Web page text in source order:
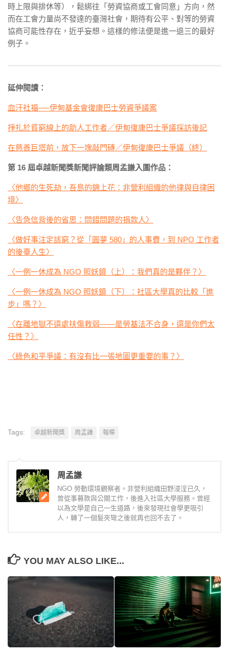
時上限與排休等），鬆綁往「勞資協商或工會同意」方向，然
而在工會力量尚不發達的臺灣社會，期待有公平、對等的勞資
協商可能性存在，近乎妄想。這樣的修法便是進一退三的最好
例子。
延伸閱讀：
血汗社福──伊甸基金會復康巴士勞資爭議案
掙扎於貧窮線上的助人工作者／伊甸復康巴士爭議採訪後記
在慈善巨塔前，放下一塊敲門磚／伊甸復康巴士爭議（終）
第 16 屆卓越新聞獎新聞評論類周孟謙入圍作品：
〈他鄉的生死劫，吾島的錦上花：非營利組織的他律與自律困
境〉
〈告急信背後的省思：問錯問題的捐款人〉
〈做好事注定該窮？從「圓夢 580」的人事費，到 NPO 工作者
的後臺人生〉
〈一例一休成為 NGO 照妖鏡（上）：我們真的是夥伴？〉
〈一例一休成為 NGO 照妖鏡（下）：社區大學真的比較「進
步」嗎？〉
〈在離地獄不遠處扶傷救弱——是勞基法不合身，還是你們太
任性？〉
〈綠色和平爭議：有沒有比一張地圖更重要的事？〉
Tags: 卓越新聞獎 周孟謙 報導
周孟謙
NGO 勞動環境觀察者。非營利組織田野浸淫已久，
曾從事募款與公關工作，後進入社區大學服務。曾經
以為文學是自己一生道路，後來發現社會學更吸引
人，轉了一個髮夾彎之後就再也回不去了。
YOU MAY ALSO LIKE...